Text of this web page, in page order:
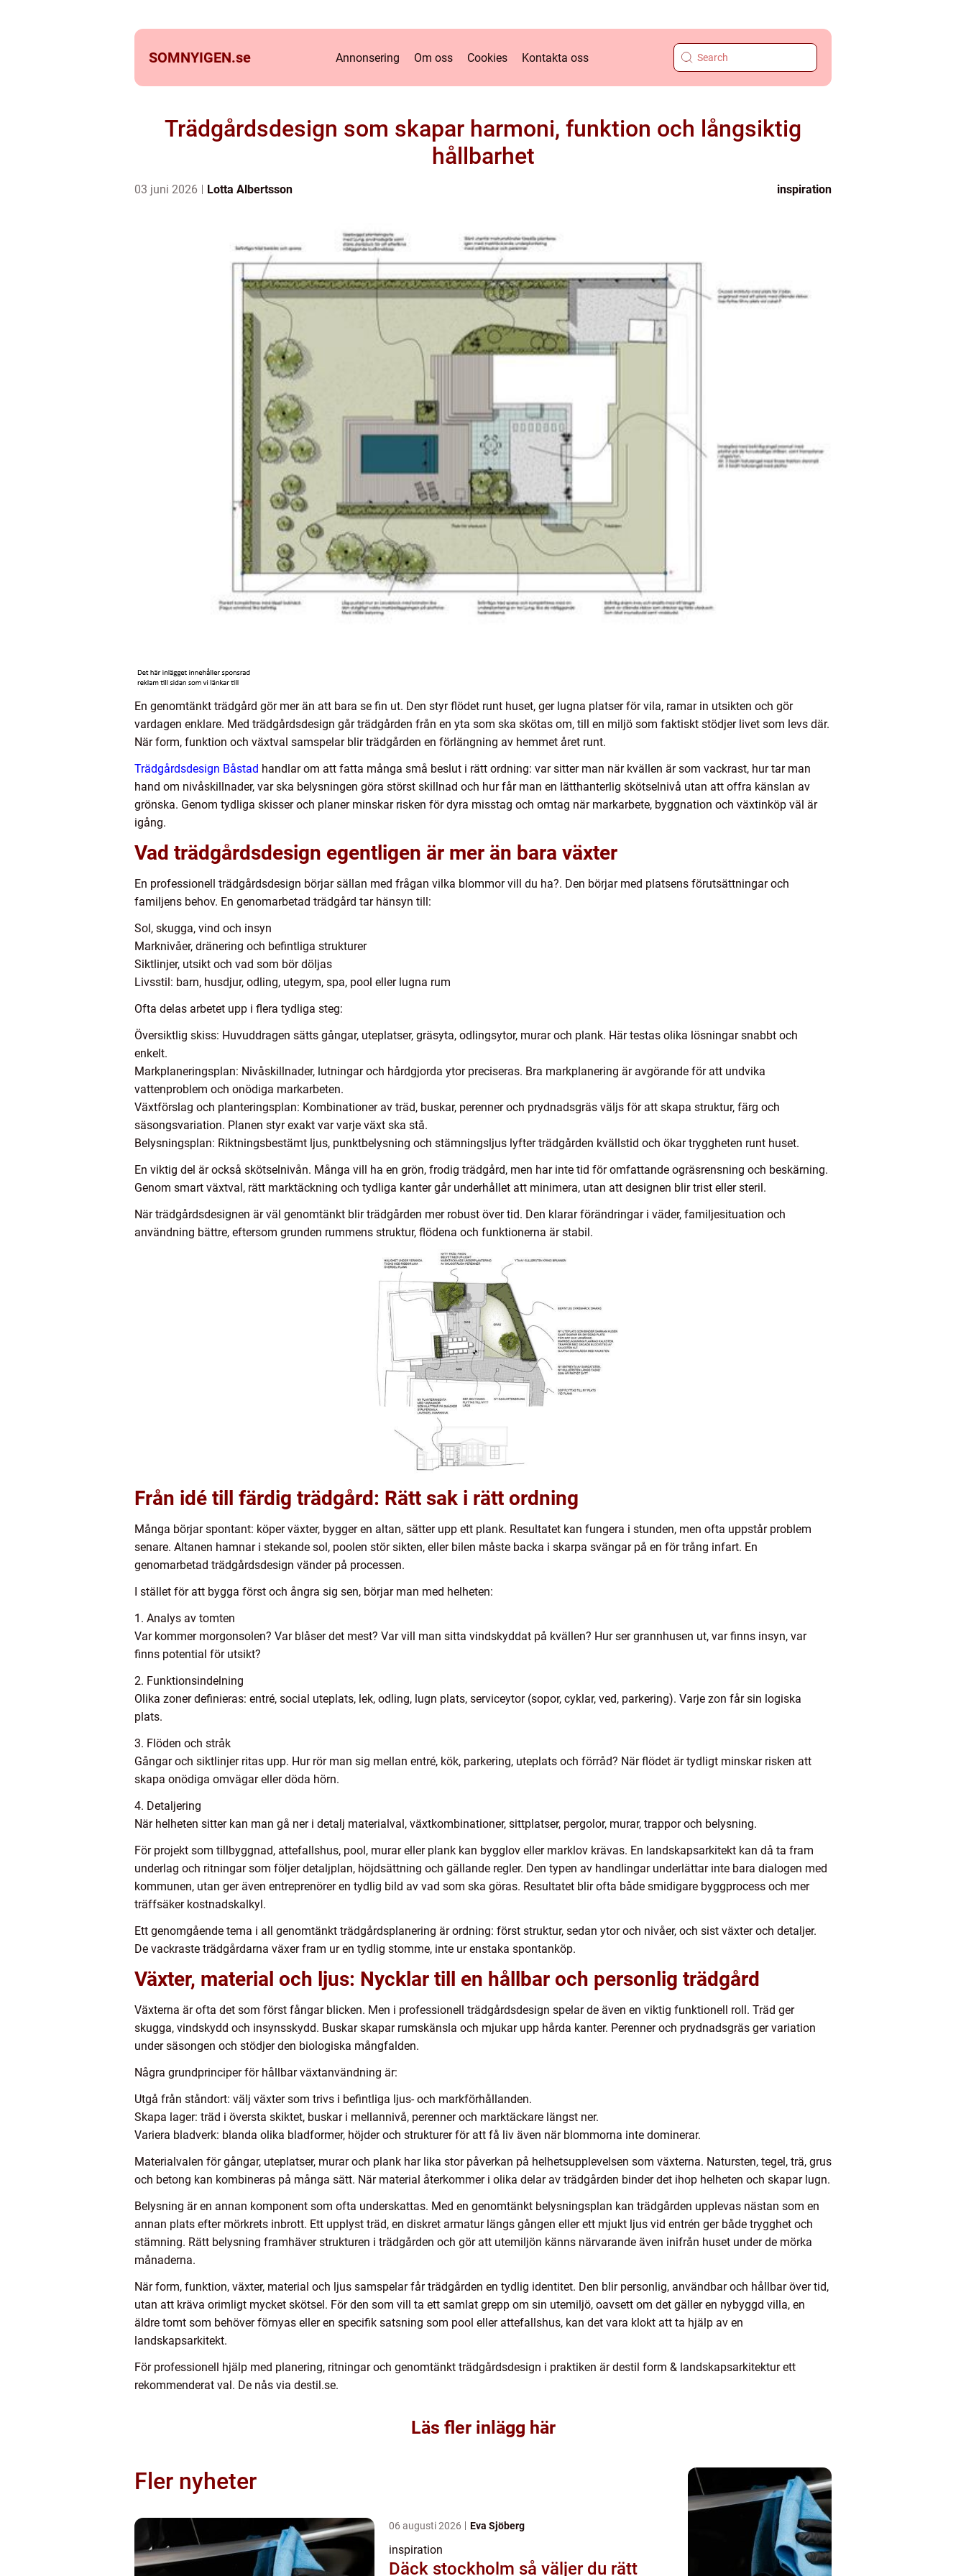
SOMNYIGEN.se Annonsering Om oss Cookies Kontakta oss
Trädgårdsdesign som skapar harmoni, funktion och långsiktig
hållbarhet
03 juni 2026 Lotta Albertsson inspiration
En genomtänkt trädgård gör mer än att bara se fin ut. Den styr flödet runt huset, ger lugna platser för vila, ramar in utsikten och gör
vardagen enklare. Med trädgårdsdesign går trädgården från en yta som ska skötas om, till en miljö som faktiskt stödjer livet som levs där.
När form, funktion och växtval samspelar blir trädgården en förlängning av hemmet året runt.
Trädgårdsdesign Båstad handlar om att fatta många små beslut i rätt ordning: var sitter man när kvällen är som vackrast, hur tar man
hand om nivåskillnader, var ska belysningen göra störst skillnad och hur får man en lätthanterlig skötselnivå utan att offra känslan av
grönska. Genom tydliga skisser och planer minskar risken för dyra misstag och omtag när markarbete, byggnation och växtinköp väl är
igång.
Vad trädgårdsdesign egentligen är mer än bara växter
En professionell trädgårdsdesign börjar sällan med frågan vilka blommor vill du ha?. Den börjar med platsens förutsättningar och
familjens behov. En genomarbetad trädgård tar hänsyn till:
Sol, skugga, vind och insyn
Marknivåer, dränering och befintliga strukturer
Siktlinjer, utsikt och vad som bör döljas
Livsstil: barn, husdjur, odling, utegym, spa, pool eller lugna rum
Ofta delas arbetet upp i flera tydliga steg:
Översiktlig skiss: Huvuddragen sätts gångar, uteplatser, gräsyta, odlingsytor, murar och plank. Här testas olika lösningar snabbt och
enkelt.
Markplaneringsplan: Nivåskillnader, lutningar och hårdgjorda ytor preciseras. Bra markplanering är avgörande för att undvika
vattenproblem och onödiga markarbeten.
Växtförslag och planteringsplan: Kombinationer av träd, buskar, perenner och prydnadsgräs väljs för att skapa struktur, färg och
säsongsvariation. Planen styr exakt var varje växt ska stå.
Belysningsplan: Riktningsbestämt ljus, punktbelysning och stämningsljus lyfter trädgården kvällstid och ökar tryggheten runt huset.
En viktig del är också skötselnivån. Många vill ha en grön, frodig trädgård, men har inte tid för omfattande ogräsrensning och beskärning.
Genom smart växtval, rätt marktäckning och tydliga kanter går underhållet att minimera, utan att designen blir trist eller steril.
När trädgårdsdesignen är väl genomtänkt blir trädgården mer robust över tid. Den klarar förändringar i väder, familjesituation och
användning bättre, eftersom grunden rummens struktur, flödena och funktionerna är stabil.
Från idé till färdig trädgård: Rätt sak i rätt ordning
Många börjar spontant: köper växter, bygger en altan, sätter upp ett plank. Resultatet kan fungera i stunden, men ofta uppstår problem
senare. Altanen hamnar i stekande sol, poolen stör sikten, eller bilen måste backa i skarpa svängar på en för trång infart. En
genomarbetad trädgårdsdesign vänder på processen.
I stället för att bygga först och ångra sig sen, börjar man med helheten:
1. Analys av tomten
Var kommer morgonsolen? Var blåser det mest? Var vill man sitta vindskyddat på kvällen? Hur ser grannhusen ut, var finns insyn, var
finns potential för utsikt?
2. Funktionsindelning
Olika zoner definieras: entré, social uteplats, lek, odling, lugn plats, serviceytor (sopor, cyklar, ved, parkering). Varje zon får sin logiska
plats.
3. Flöden och stråk
Gångar och siktlinjer ritas upp. Hur rör man sig mellan entré, kök, parkering, uteplats och förråd? När flödet är tydligt minskar risken att
skapa onödiga omvägar eller döda hörn.
4. Detaljering
När helheten sitter kan man gå ner i detalj materialval, växtkombinationer, sittplatser, pergolor, murar, trappor och belysning.
För projekt som tillbyggnad, attefallshus, pool, murar eller plank kan bygglov eller marklov krävas. En landskapsarkitekt kan då ta fram
underlag och ritningar som följer detaljplan, höjdsättning och gällande regler. Den typen av handlingar underlättar inte bara dialogen med
kommunen, utan ger även entreprenörer en tydlig bild av vad som ska göras. Resultatet blir ofta både smidigare byggprocess och mer
träffsäker kostnadskalkyl.
Ett genomgående tema i all genomtänkt trädgårdsplanering är ordning: först struktur, sedan ytor och nivåer, och sist växter och detaljer.
De vackraste trädgårdarna växer fram ur en tydlig stomme, inte ur enstaka spontanköp.
Växter, material och ljus: Nycklar till en hållbar och personlig trädgård
Växterna är ofta det som först fångar blicken. Men i professionell trädgårdsdesign spelar de även en viktig funktionell roll. Träd ger
skugga, vindskydd och insynsskydd. Buskar skapar rumskänsla och mjukar upp hårda kanter. Perenner och prydnadsgräs ger variation
under säsongen och stödjer den biologiska mångfalden.
Några grundprinciper för hållbar växtanvändning är:
Utgå från ståndort: välj växter som trivs i befintliga ljus- och markförhållanden.
Skapa lager: träd i översta skiktet, buskar i mellannivå, perenner och marktäckare längst ner.
Variera bladverk: blanda olika bladformer, höjder och strukturer för att få liv även när blommorna inte dominerar.
Materialvalen för gångar, uteplatser, murar och plank har lika stor påverkan på helhetsupplevelsen som växterna. Natursten, tegel, trä, grus
och betong kan kombineras på många sätt. När material återkommer i olika delar av trädgården binder det ihop helheten och skapar lugn.
Belysning är en annan komponent som ofta underskattas. Med en genomtänkt belysningsplan kan trädgården upplevas nästan som en
annan plats efter mörkrets inbrott. Ett upplyst träd, en diskret armatur längs gången eller ett mjukt ljus vid entrén ger både trygghet och
stämning. Rätt belysning framhäver strukturen i trädgården och gör att utemiljön känns närvarande även inifrån huset under de mörka
månaderna.
När form, funktion, växter, material och ljus samspelar får trädgården en tydlig identitet. Den blir personlig, användbar och hållbar över tid,
utan att kräva orimligt mycket skötsel. För den som vill ta ett samlat grepp om sin utemiljö, oavsett om det gäller en nybyggd villa, en
äldre tomt som behöver förnyas eller en specifik satsning som pool eller attefallshus, kan det vara klokt att ta hjälp av en
landskapsarkitekt.
För professionell hjälp med planering, ritningar och genomtänkt trädgårdsdesign i praktiken är destil form & landskapsarkitektur ett
rekommenderat val. De nås via destil.se.
Läs fler inlägg här
Fler nyheter
06 augusti 2026 Eva Sjöberg
inspiration
Däck stockholm så väljer du rätt